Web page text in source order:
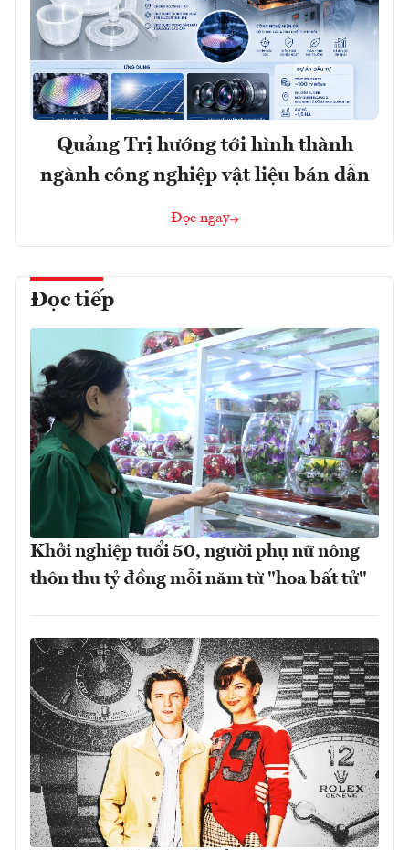
Quảng Trị hướng tới hình thành
ngành công nghiệp vật liệu bán dẫn
Đọc ngay
Đọc tiếp
Khởi nghiệp tuổi 50, người phụ nữ nông
thôn thu tỷ đồng mỗi năm từ "hoa bất tử"